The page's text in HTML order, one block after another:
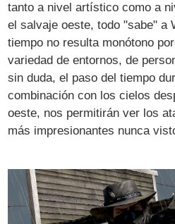
tanto a nivel artístico como a
el salvaje oeste, todo "sabe" a
tiempo no resulta monótono
variedad de entornos, de
sin duda, el paso del tiempo
combinación con los cielos
oeste, nos permitirán ver los
más impresionantes nunca